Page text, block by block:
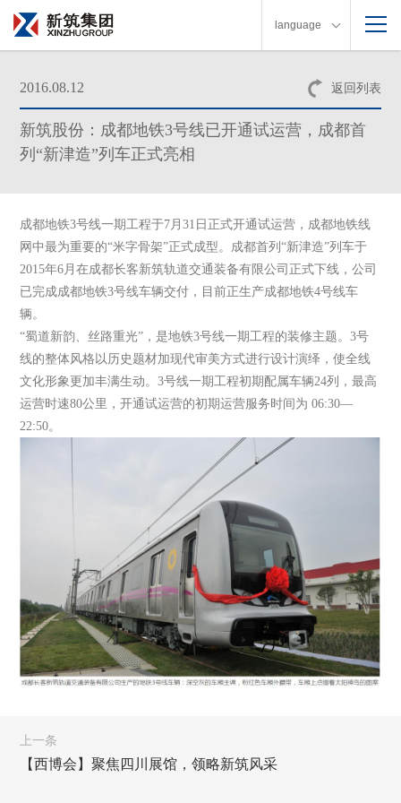
language
返回列表
2016.08.12
新筑股份：成都地铁3号线已开通试运营，成都首
列“新津造”列车正式亮相
成都地铁3号线一期工程于7月31日正式开通试运营，成都地铁线
网中最为重要的“米字骨架”正式成型。成都首列“新津造”列车于
2015年6月在成都长客新筑轨道交通装备有限公司正式下线，公司
已完成成都地铁3号线车辆交付，目前正生产成都地铁4号线车
辆。
“蜀道新韵、丝路重光”，是地铁3号线一期工程的装修主题。3号
线的整体风格以历史题材加现代审美方式进行设计演绎，使全线
文化形象更加丰满生动。3号线一期工程初期配属车辆24列，最高
运营时速80公里，开通试运营的初期运营服务时间为 06:30—
22:50。
上一条
【西博会】聚焦四川展馆，领略新筑风采